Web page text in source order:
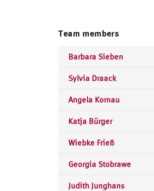
Team members
Barbara Sieben
Sylvia Draack
Angela Kornau
Katja Bürger
Wiebke Frieß
Georgia Stobrawe
Judith Junghans